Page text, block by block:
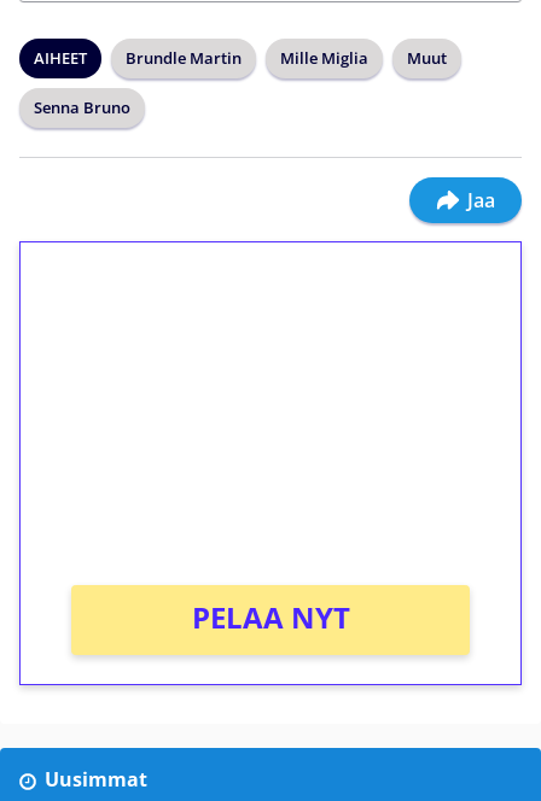
AIHEET Brundle Martin Mille Miglia Muut
Senna Bruno
Jaa
PELAA NYT
Uusimmat